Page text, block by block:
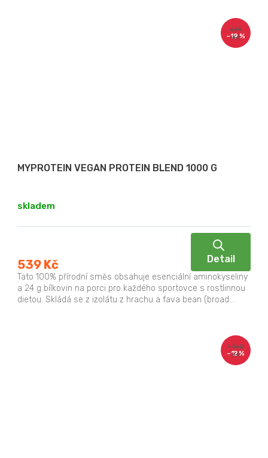
669
Kč
–19 %
MYPROTEIN VEGAN PROTEIN BLEND 1000 G
skladem
539 Kč Detail
Tato 100% přírodní směs obsahuje esenciální aminokyseliny
a 24 g bílkovin na porci pro každého sportovce s rostlinnou
dietou. Skládá se z izolátu z hrachu a fava bean (broad...
1 140
Kč
–12 %